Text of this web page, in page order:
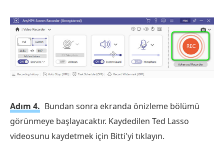
Adım 4. Bundan sonra ekranda önizleme bölümü
görünmeye başlayacaktır. Kaydedilen Ted Lasso
videosunu kaydetmek için Bitti'yi tıklayın.